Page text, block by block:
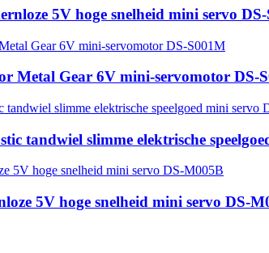
5V hoge snelheid mini servo
Metal Gear 6V mini-servomotor DS-
tandwiel slimme elektrische
5V hoge snelheid mini servo DS-